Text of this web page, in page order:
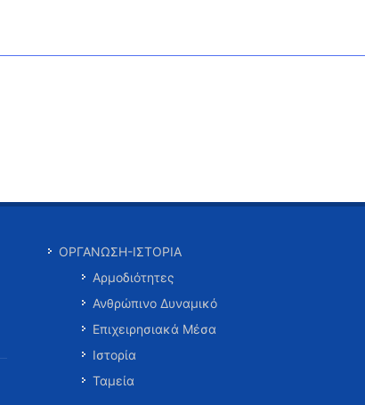
ΟΡΓΑΝΩΣΗ-ΙΣΤΟΡΙΑ
Αρμοδιότητες
Ανθρώπινο Δυναμικό
Επιχειρησιακά Μέσα
Ιστορία
Ταμεία